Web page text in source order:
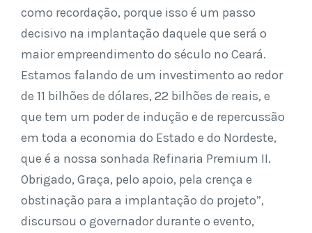
como recordação, porque isso é um passo
decisivo na implantação daquele que será o
maior empreendimento do século no Ceará.
Estamos falando de um investimento ao redor
de 11 bilhões de dólares, 22 bilhões de reais, e
que tem um poder de indução e de repercussão
em toda a economia do Estado e do Nordeste,
que é a nossa sonhada Refinaria Premium II.
Obrigado, Graça, pelo apoio, pela crença e
obstinação para a implantação do projeto”,
discursou o governador durante o evento,